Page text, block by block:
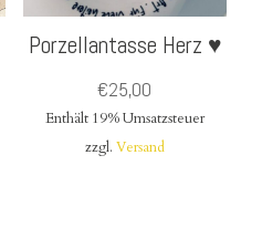
Porzellantasse Herz ♥
€25,00
Enthält 19% Umsatzsteuer
zzgl. Versand